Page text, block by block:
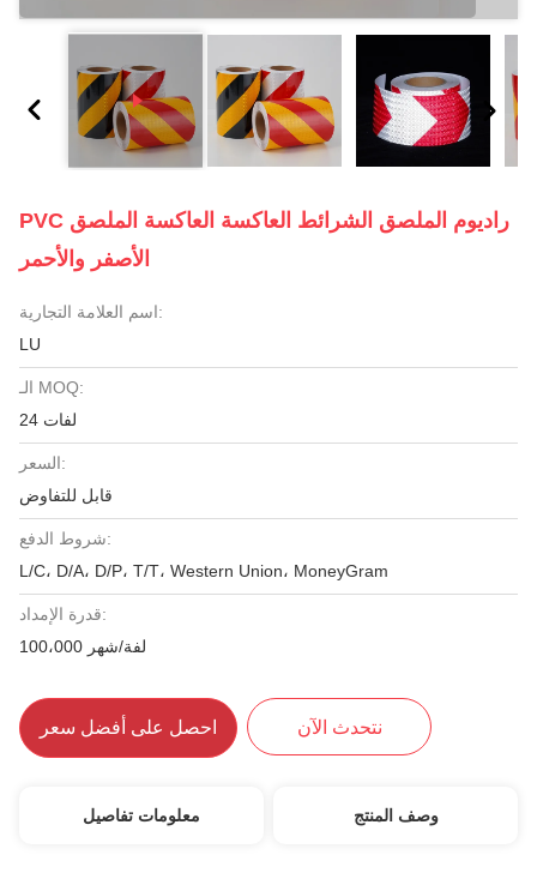
PVC راديوم الملصق الشرائط العاكسة العاكسة الملصق
الأصفر والأحمر
اسم العلامة التجارية:
LU
الـ MOQ:
24 لفات
السعر:
قابل للتفاوض
شروط الدفع:
L/C، D/A، D/P، T/T، Western Union، MoneyGram
قدرة الإمداد:
100،000 لفة/شهر
احصل على أفضل سعر نتحدث الآن
معلومات تفاصيل وصف المنتج